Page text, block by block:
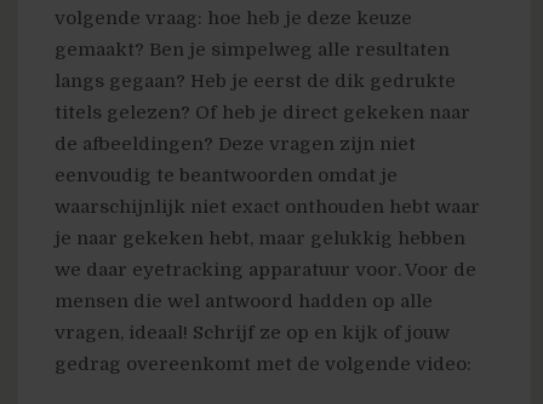
volgende vraag: hoe heb je deze keuze
gemaakt? Ben je simpelweg alle resultaten
langs gegaan? Heb je eerst de dik gedrukte
titels gelezen? Of heb je direct gekeken naar
de afbeeldingen? Deze vragen zijn niet
eenvoudig te beantwoorden omdat je
waarschijnlijk niet exact onthouden hebt waar
je naar gekeken hebt, maar gelukkig hebben
we daar eyetracking apparatuur voor. Voor de
mensen die wel antwoord hadden op alle
vragen, ideaal! Schrijf ze op en kijk of jouw
gedrag overeenkomt met de volgende video: